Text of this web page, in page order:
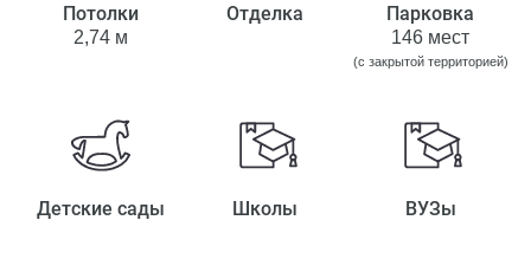
Потолки
2,74 м
Отделка Парковка
146 мест
(с закрытой территорией)
Детские сады Школы ВУЗы